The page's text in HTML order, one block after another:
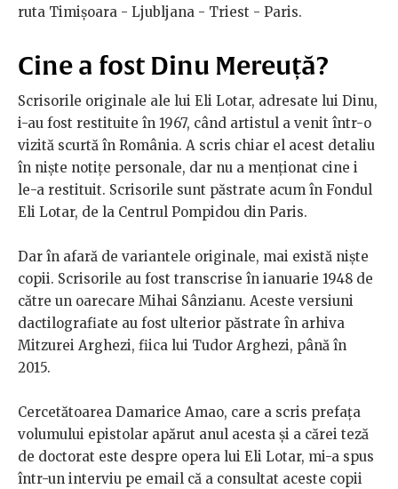
ruta Timișoara - Ljubljana - Triest - Paris.
Cine a fost Dinu Mereuță?
Scrisorile originale ale lui Eli Lotar, adresate lui Dinu,
i-au fost restituite în 1967, când artistul a venit într-o
vizită scurtă în România. A scris chiar el acest detaliu
în niște notițe personale, dar nu a menționat cine i
le-a restituit. Scrisorile sunt păstrate acum în Fondul
Eli Lotar, de la Centrul Pompidou din Paris.
Dar în afară de variantele originale, mai există niște
copii. Scrisorile au fost transcrise în ianuarie 1948 de
către un oarecare Mihai Sânzianu. Aceste versiuni
dactilografiate au fost ulterior păstrate în arhiva
Mitzurei Arghezi, fiica lui Tudor Arghezi, până în
2015.
Cercetătoarea Damarice Amao, care a scris prefața
volumului epistolar apărut anul acesta și a cărei teză
de doctorat este despre opera lui Eli Lotar, mi-a spus
într-un interviu pe email că a consultat aceste copii